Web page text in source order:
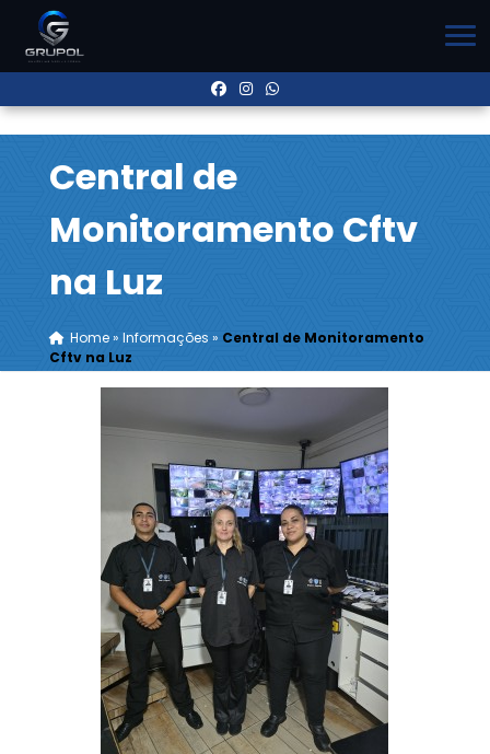
Central de
Monitoramento Cftv
na Luz
Home» Informações » Central de Monitoramento
Cftv na Luz